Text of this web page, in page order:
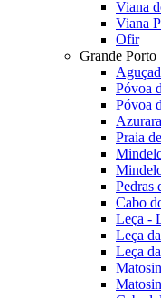
Viana
Viana
Ofir
Grande Porto
Póvoa
Póvoa
Praia
Pedras
Cabo
Leça -
Leça
Leça